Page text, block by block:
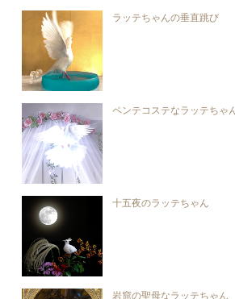
ラッテちゃんの垂直跳び
ペンテコステなラッテちゃ
十五夜のラッテちゃん
岩窟の聖母なラッテちゃん